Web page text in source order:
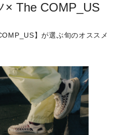
The COMP_US
】が選ぶ旬のオススメ